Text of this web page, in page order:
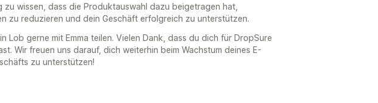
zu wissen, dass die Produktauswahl dazu beigetragen hat,
zu reduzieren und dein Geschäft erfolgreich zu unterstützen.
Lob gerne mit Emma teilen. Vielen Dank, dass du dich für DropSure
Wir freuen uns darauf, dich weiterhin beim Wachstum deines E-
zu unterstützen!